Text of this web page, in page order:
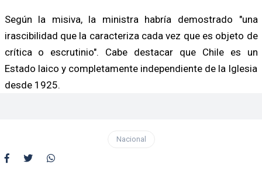
Según la misiva, la ministra habría demostrado "una
irascibilidad que la caracteriza cada vez que es objeto de
crítica o escrutinio". Cabe destacar que Chile es un
Estado laico y completamente independiente de la Iglesia
desde 1925.
Nacional